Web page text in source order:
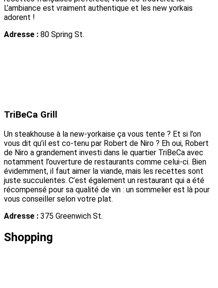
L’ambiance est vraiment authentique et les new yorkais
adorent !
Adresse : 80 Spring St.
TriBeCa Grill
Un steakhouse à la new-yorkaise ça vous tente ? Et si l’on
vous dit qu’il est co-tenu par Robert de Niro ? Eh oui, Robert
de Niro a grandement investi dans le quartier TriBeCa avec
notamment l’ouverture de restaurants comme celui-ci. Bien
évidemment, il faut aimer la viande, mais les recettes sont
juste succulentes. C’est également un restaurant qui a été
récompensé pour sa qualité de vin : un sommelier est là pour
vous conseiller selon votre plat.
Adresse : 375 Greenwich St.
Shopping